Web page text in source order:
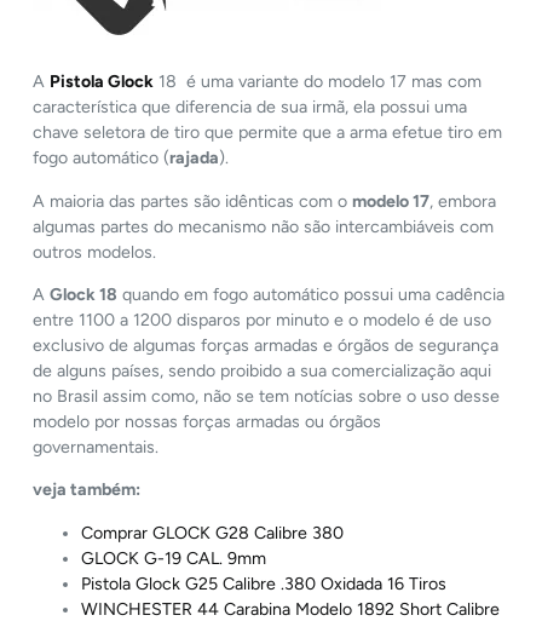
A Pistola Glock 18 é uma variante do modelo 17 mas com
característica que diferencia de sua irmã, ela possui uma
chave seletora de tiro que permite que a arma efetue tiro em
fogo automático (rajada).
A maioria das partes são idênticas com omodelo 17, embora
algumas partes do mecanismo não são intercambiáveis com
outros modelos.
AGlock 18 quando em fogo automático possui uma cadência
entre 1100 a 1200 disparos por minuto e o modelo é de uso
exclusivo de algumas forças armadas e órgãos de segurança
de alguns países, sendo proibido a sua comercialização aqui
no Brasil assim como, não se tem notícias sobre o uso desse
modelo por nossas forças armadas ou órgãos
governamentais.
veja também:
Comprar GLOCK G28 Calibre 380
GLOCK G-19 CAL. 9mm
Pistola Glock G25 Calibre .380 Oxidada 16 Tiros
WINCHESTER 44 Carabina Modelo 1892 Short Calibre